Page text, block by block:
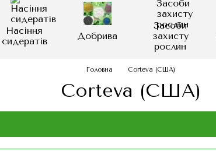
Насіння
сидератів
Добрива
Засоби
захисту
рослин
Головна Corteva (США)
Corteva (США)